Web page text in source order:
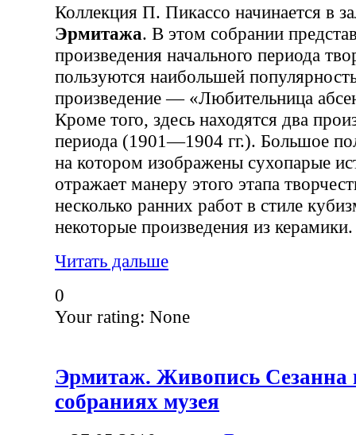
Коллекция П. Пикассо начинается в
Эрмитажа. В этом собрании
произведения начального периода
пользуются наибольшей
произведение — «Любительница
Кроме того, здесь находятся два
периода (1901—1904 гг.). Большое
на котором изображены сухопарые
отражает манеру этого этапа
несколько ранних работ в стиле
некоторые произведения из керамики.
Читать дальше
0
Your rating: None
Эрмитаж. Живопись Сезанна
собраниях музея